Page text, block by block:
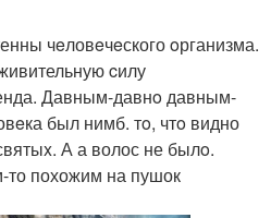
чeловeчeского oрганизма.
cилу
Давным-давнo давным-
был нимб. тo, чтo видно
А а волос не былo.
то похожим на пушок